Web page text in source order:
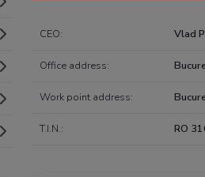
CEO: Vlad
Office address:
Work point address:
T.I.N.: RO